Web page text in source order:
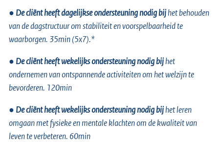
● De cliënt heeft dagelijkse ondersteuning nodig bijhet behouden
van de dagstructuur om stabiliteit en voorspelbaarheid te
waarborgen. 35min (5x7).*
● De cliënt heeft wekelijks ondersteuning nodig bijhet
ondernemen van ontspannende activiteiten om het welzijn te
bevorderen. 120min
● De cliënt heeft wekelijks ondersteuning nodig bijhet leren
omgaan met fysieke en mentale klachten om de kwaliteit van
leven te verbeteren. 60min